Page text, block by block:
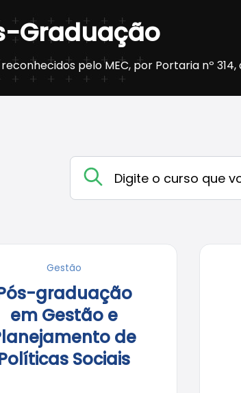
Graduação
pelo MEC, por Portaria nº
Gestão
graduação
em Gestão e
de
Sociais